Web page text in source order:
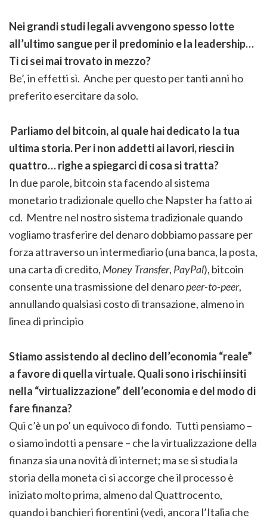
Nei grandi studi legali avvengono spesso lotte
all’ultimo sangue per il predominio e la leadership…
Ti ci sei mai trovato in mezzo?
Be’, in effetti sì. Anche per questo per tanti anni ho
preferito esercitare da solo.
Parliamo del bitcoin, al quale hai dedicato la tua
ultima storia. Per i non addetti ai lavori, riesci in
quattro… righe a spiegarci di cosa si tratta?
In due parole, bitcoin sta facendo al sistema
monetario tradizionale quello che Napster ha fatto ai
cd. Mentre nel nostro sistema tradizionale quando
vogliamo trasferire del denaro dobbiamo passare per
forza attraverso un intermediario (una banca, la posta,
una carta di credito, Money Transfer, PayPal), bitcoin
consente una trasmissione del denaropeer-to-peer,
annullando qualsiasi costo di transazione, almeno in
linea di principio
Stiamo assistendo al declino dell’economia “reale”
a favore di quella virtuale. Quali sono i rischi insiti
nella “virtualizzazione” dell’economia e del modo di
fare finanza?
Qui c’è un po’ un equivoco di fondo. Tutti pensiamo –
o siamo indotti a pensare – che la virtualizzazione della
finanza sia una novità di internet; ma se si studia la
storia della moneta ci si accorge che il processo è
iniziato molto prima, almeno dal Quattrocento,
quando i banchieri fiorentini (vedi, ancora l’Italia che